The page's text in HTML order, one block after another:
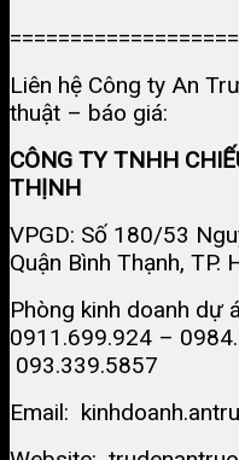
Liên hệ Công ty An
thuật – báo giá:
CÔNG TY TNHH
THỊNH
VPGD: Số 180/53
Quận Bình Thạnh, TP.
Phòng kinh doanh dự
0911.699.924 –
093.339.5857
Email: